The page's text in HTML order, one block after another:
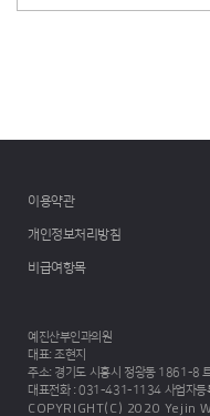
이용약관
개인정보처리방침
비급여항목
예진산부인과의원
대표: 조현지
주소: 경기도 시흥시 정왕동 1861-8
대표전화: 031-431-1134 사업자등
COPYRIGHT(C) 2020 Yejin